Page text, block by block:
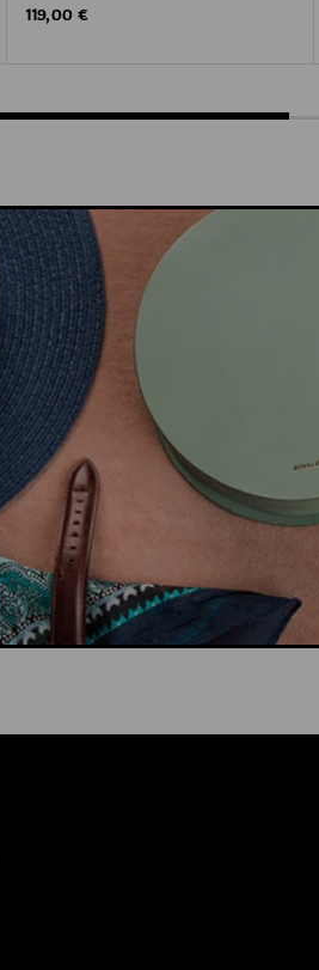
Original Price
119,00 €